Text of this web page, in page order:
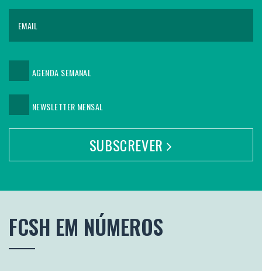
AGENDA SEMANAL
NEWSLETTER MENSAL
SUBSCREVER
FCSH EM NÚMEROS